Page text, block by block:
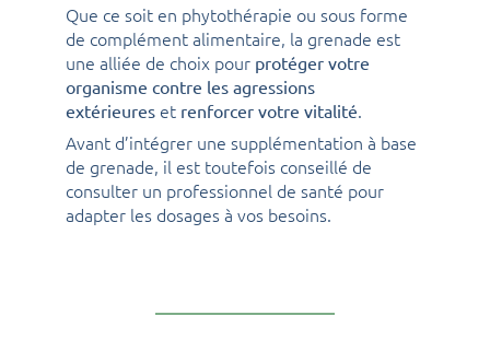
Que ce soit en phytothérapie ou sous forme
de complément alimentaire, la grenade est
une alliée de choix pour protéger votre
organisme contre les agressions
extérieures et renforcer votre vitalité.
Avant d’intégrer une supplémentation à base
de grenade, il est toutefois conseillé de
consulter un professionnel de santé pour
adapter les dosages à vos besoins.